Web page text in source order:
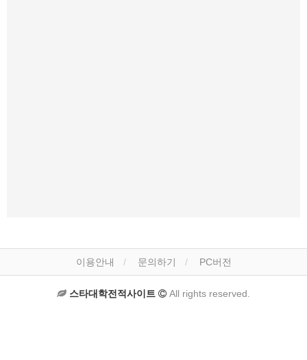
이용안내 문의하기 PC버전
스타대학전적사이트 All rights reserved.